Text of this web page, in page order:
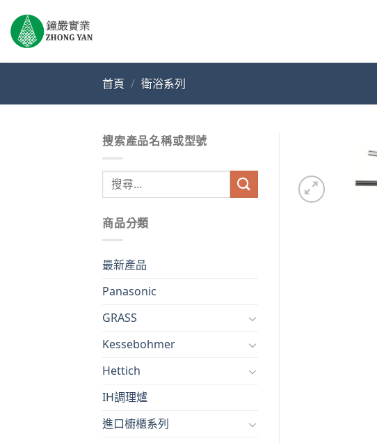
content
首頁 / 衛浴系列
搜索產品名稱或型號
鍵
字:
商品分類
最新產品
Panasonic
GRASS
Kessebohmer
Hettich
IH調理爐
進口櫥櫃系列